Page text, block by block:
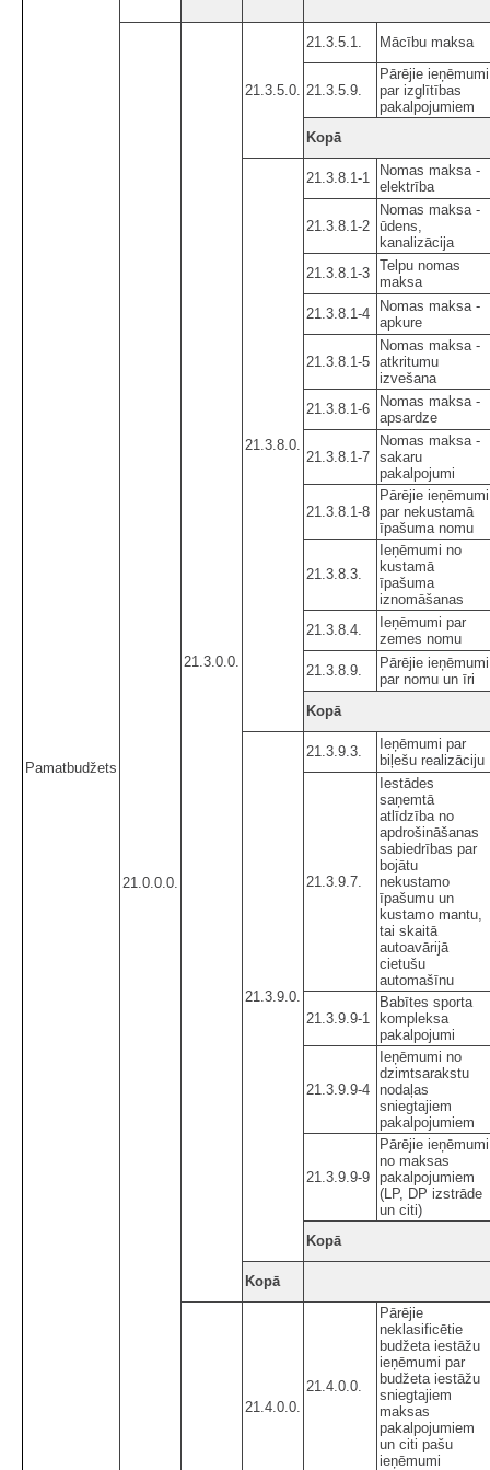
Pamatbudžets
21.0.0.0.
21.3.0.0.
21.3.5.0.
21.3.5.1. Mācību maksa
21.3.5.9.
Pārējie ieņēmumi
par izglītības
pakalpojumiem
Kopā
21.3.8.0.
21.3.8.1-1
Nomas maksa -
elektrība
21.3.8.1-2
Nomas maksa -
ūdens,
kanalizācija
21.3.8.1-3 Telpu nomas
maksa
21.3.8.1-4
Nomas maksa -
apkure
21.3.8.1-5
Nomas maksa -
atkritumu
izvešana
21.3.8.1-6
Nomas maksa -
apsardze
21.3.8.1-7
Nomas maksa -
sakaru
pakalpojumi
21.3.8.1-8
Pārējie ieņēmumi
par nekustamā
īpašuma nomu
21.3.8.3.
Ieņēmumi no
kustamā
īpašuma
iznomāšanas
21.3.8.4.
Ieņēmumi par
zemes nomu
21.3.8.9.
Pārējie ieņēmumi
par nomu un īri
Kopā
21.3.9.0.
21.3.9.3.
Ieņēmumi par
biļešu realizāciju
21.3.9.7.
Iestādes
saņemtā
atlīdzība no
apdrošināšanas
sabiedrības par
bojātu
nekustamo
īpašumu un
kustamo mantu,
tai skaitā
autoavārijā
cietušu
automašīnu
21.3.9.9-1
Babītes sporta
kompleksa
pakalpojumi
21.3.9.9-4
Ieņēmumi no
dzimtsarakstu
nodaļas
sniegtajiem
pakalpojumiem
21.3.9.9-9
Pārējie ieņēmumi
no maksas
pakalpojumiem
(LP, DP izstrāde
un citi)
Kopā
Kopā
21.4.0.0.
21.4.0.0.
Pārējie
neklasificētie
budžeta iestāžu
ieņēmumi par
budžeta iestāžu
sniegtajiem
maksas
pakalpojumiem
un citi pašu
ieņēmumi